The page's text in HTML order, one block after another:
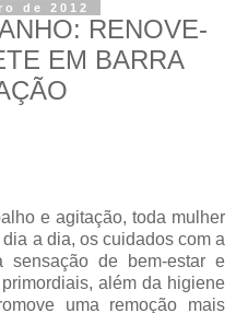
de 2012
RENOVE-
EM BARRA
e agitação, toda mulher
a dia, os cuidados com a
sensação de bem-estar e
além da higiene
uma remoção mais